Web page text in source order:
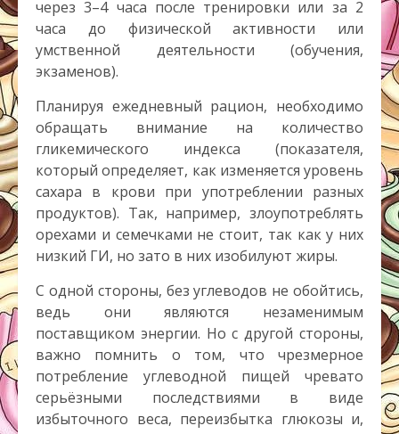
через 3–4 часа после тренировки или за 2
часа до физической активности или
умственной деятельности (обучения,
экзаменов).
Планируя ежедневный рацион, необходимо
обращать внимание на количество
гликемического индекса (показателя,
который определяет, как изменяется уровень
сахара в крови при употреблении разных
продуктов). Так, например, злоупотреблять
орехами и семечками не стоит, так как у них
низкий ГИ, но зато в них изобилуют жиры.
С одной стороны, без углеводов не обойтись,
ведь они являются незаменимым
поставщиком энергии. Но с другой стороны,
важно помнить о том, что чрезмерное
потребление углеводной пищей чревато
серьёзными последствиями в виде
избыточного веса, переизбытка глюкозы и,